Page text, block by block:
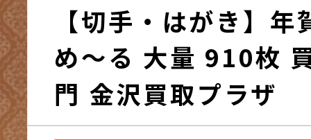
【切手・はがき】
め～る 大量 910枚
門 金沢買取プラザ